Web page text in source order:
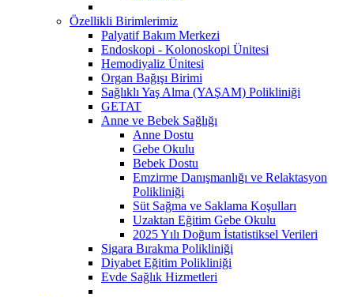
Özellikli Birimlerimiz
Palyatif Bakım Merkezi
Endoskopi - Kolonoskopi Ünitesi
Hemodiyaliz Ünitesi
Organ Bağışı Birimi
Sağlıklı Yaş Alma (YAŞAM) Polikliniği
GETAT
Anne ve Bebek Sağlığı
Anne Dostu
Gebe Okulu
Bebek Dostu
Emzirme Danışmanlığı ve Relaktasyon
Polikliniği
Süt Sağma ve Saklama Koşulları
Uzaktan Eğitim Gebe Okulu
2025 Yılı Doğum İstatistiksel Verileri
Sigara Bırakma Polikliniği
Diyabet Eğitim Polikliniği
Evde Sağlık Hizmetleri